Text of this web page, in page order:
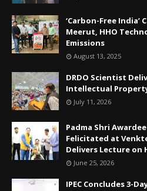
‘Carbon-Free India’
Meerut, HHO
Emissions
August 13, 2025
DRDO Scientist
Intellectual
July 11, 2026
Padma Shri
Felicitated at
Delivers Lecture on
June 25, 2026
IPEC Concludes 3-